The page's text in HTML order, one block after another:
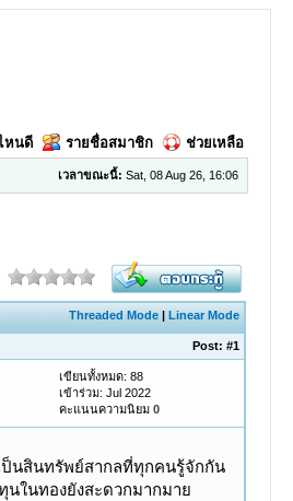
หนดี รายชื่อสมาชิก ช่วยเหลือ
เวลาขณะนี้: Sat, 08 Aug 26, 16:06
Threaded Mode |Linear Mode
Post:#1
เขียนทั้งหมด: 88
เข้าร่วม: Jul 2022
คะแนนความนิยม0
ป็นสินทรัพย์สากลที่ทุกคนรู้จักกัน
ในทองยังสะดวกมากมาย